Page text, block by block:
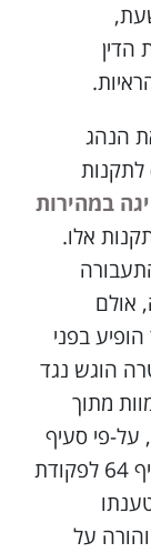
הדין
הנהג
זהירות לפי תקנה 21(ג) לתקנות
במהירות
54(א)(2) לתקנות אלו.
אולם
בפני
הוגש נגד
מתוך
על-פי סעיף
218 לפקודת החוק הפלילי, בצירוף סעיף 64 לפקודת
על